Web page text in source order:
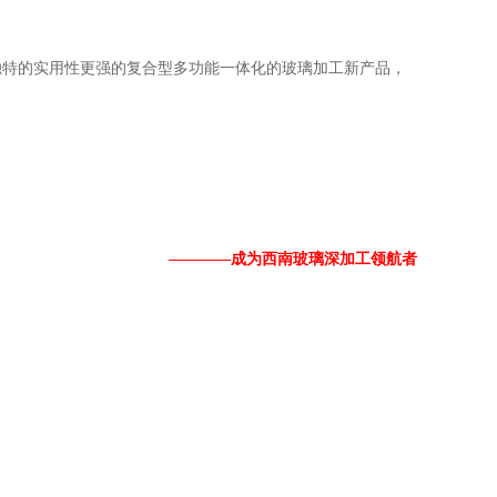
的实用性更强的复合型多功能一体化的玻璃加工新产品，
————成为西南玻璃深加工领航者